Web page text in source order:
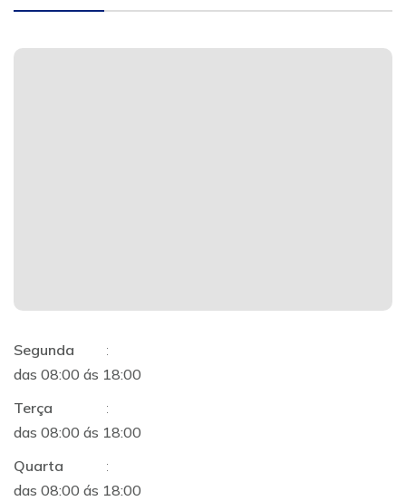
Segunda
:
das 08:00 ás 18:00
Terça
:
das 08:00 ás 18:00
Quarta
:
das 08:00 ás 18:00